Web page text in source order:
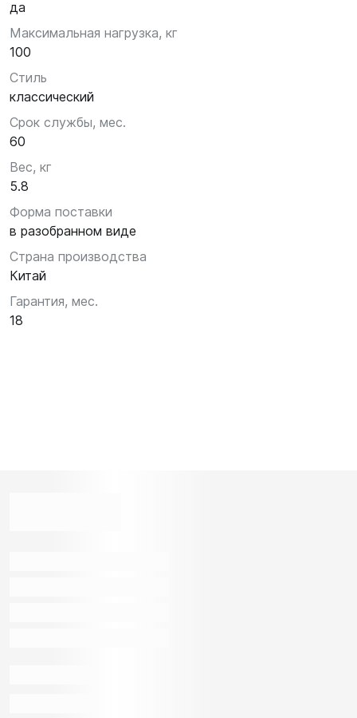
да
Максимальная нагрузка, кг
100
Стиль
классический
Срок службы, мес.
60
Вес, кг
5.8
Форма поставки
в разобранном виде
Страна производства
Китай
Гарантия, мес.
18